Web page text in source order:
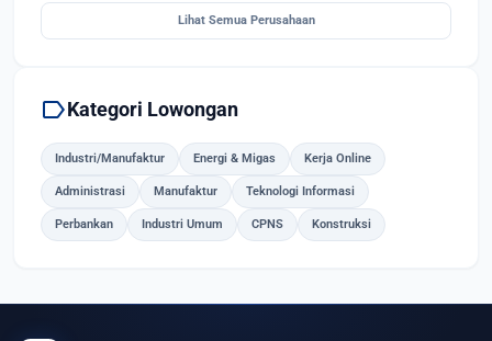
Lihat Semua Perusahaan
labelKategori Lowongan
Industri/Manufaktur Energi & Migas Kerja Online
Administrasi Manufaktur Teknologi Informasi
Perbankan Industri Umum CPNS Konstruksi